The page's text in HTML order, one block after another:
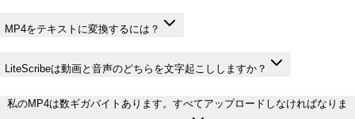
MP4をテキストに変換するには？
LiteScribeは動画と音声のどちらを文字起こししますか？
私のMP4は数ギガバイトあります。すべてアップロードしなければなりま